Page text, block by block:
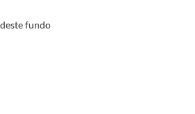
Despacho N.º 17690/2007 relativo ao Grupo de
fundo